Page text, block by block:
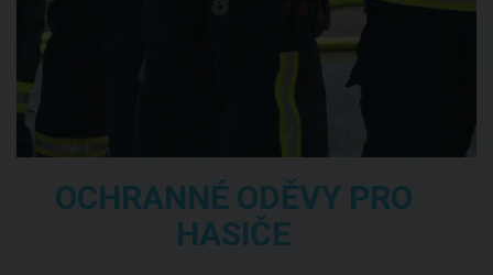
OCHRANNÉ ODĚVY PRO
HASIČE